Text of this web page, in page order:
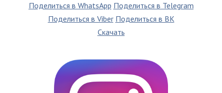
Поделиться в WhatsApp Поделиться в Telegram
Поделиться в Viber Поделиться в ВК
Скачать